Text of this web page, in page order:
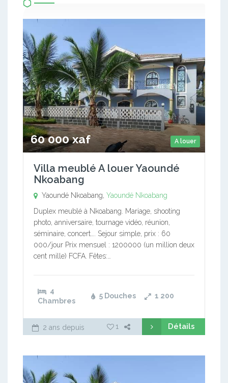
A louer
60 000 xaf
Villa meublé A louer Yaoundé
Nkoabang
Yaoundé Nkoabang, Yaoundé Nkoabang
Duplex meublé à Nkoabang. Mariage, shooting
photo, anniversaire, tournage vidéo, réunion,
séminaire, concert…. Sejour simple, prix : 60
000/jour Prix mensuel : 1200000 (un million deux
cent mille) FCFA. Fêtes:…
4
Chambres
5 Douches 1 200
2 ans depuis 1 Détails